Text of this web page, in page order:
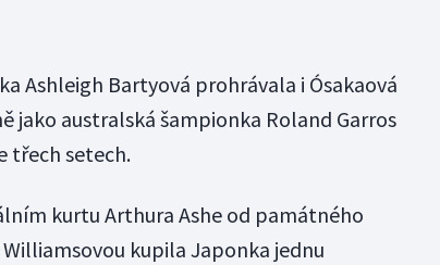
Ashleigh Bartyová prohrávala i Ósakaová
jako australská šampionka Roland Garros
třech setech.
kurtu Arthura Ashe od památného
kupila Japonka jednu